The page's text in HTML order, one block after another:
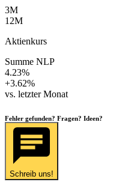
3M
12M
Aktienkurs
Summe NLP
4.23%
+3.62%
vs. letzter Monat
Fehler gefunden? Fragen? Ideen?
Schreib uns!